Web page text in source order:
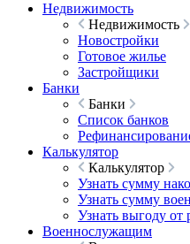
Недвижимость
Недвижимость
Новостройки
Готовое жилье
Застройщики
Банки
Банки
Список банков
Калькулятор
Калькулятор
Узнать сумму
Узнать сумму
Узнать выгоду от
Военнослужащим